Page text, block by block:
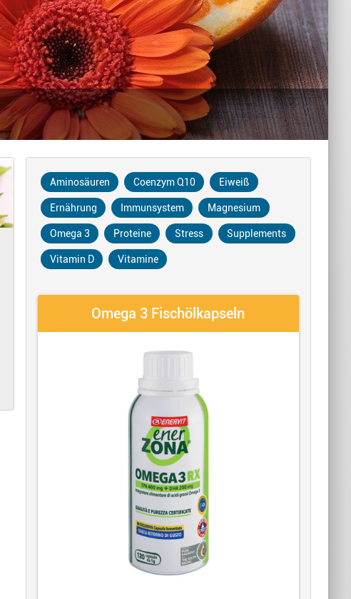
Aminosäuren Coenzym Q10 Eiweiß
Ernährung Immunsystem Magnesium
Omega 3 Proteine Stress Supplements
Vitamin D Vitamine
Omega 3 Fischölkapseln